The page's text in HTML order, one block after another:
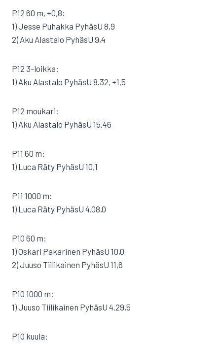
P12 60 m, +0,8:
1) Jesse Puhakka PyhäsU 8,9
2) Aku Alastalo PyhäsU 9,4
P12 3-loikka:
1) Aku Alastalo PyhäsU 8.32, +1,5
P12 moukari:
1) Aku Alastalo PyhäsU 15.46
P11 60 m:
1) Luca Räty PyhäsU 10,1
P11 1000 m:
1) Luca Räty PyhäsU 4.08,0
P10 60 m:
1) Oskari Pakarinen PyhäsU 10,0
2) Juuso Tiilikainen PyhäsU 11,6
P10 1000 m:
1) Juuso Tiilikainen PyhäsU 4.29,5
P10 kuula: